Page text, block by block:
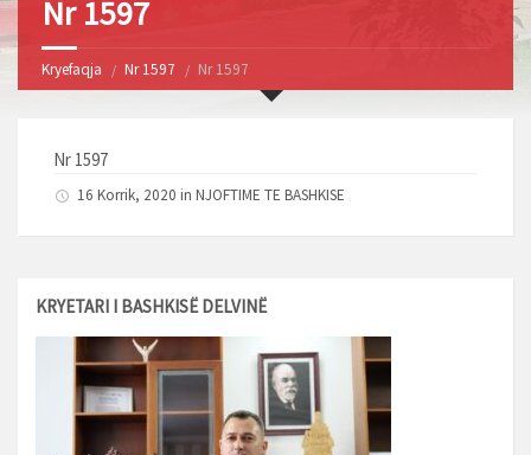
Nr 1597
Kryefaqja Nr 1597 Nr 1597
Nr 1597
16 Korrik, 2020 in NJOFTIME TE BASHKISE
KRYETARI I BASHKISË DELVINË